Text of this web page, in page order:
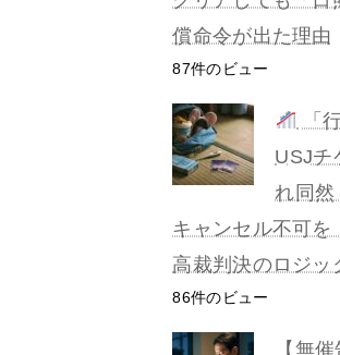
償命令が出た理由
87件のビュー
「
USJチ
れ同然
キャンセル不可を
高裁判決のロジッ
86件のビュー
【無